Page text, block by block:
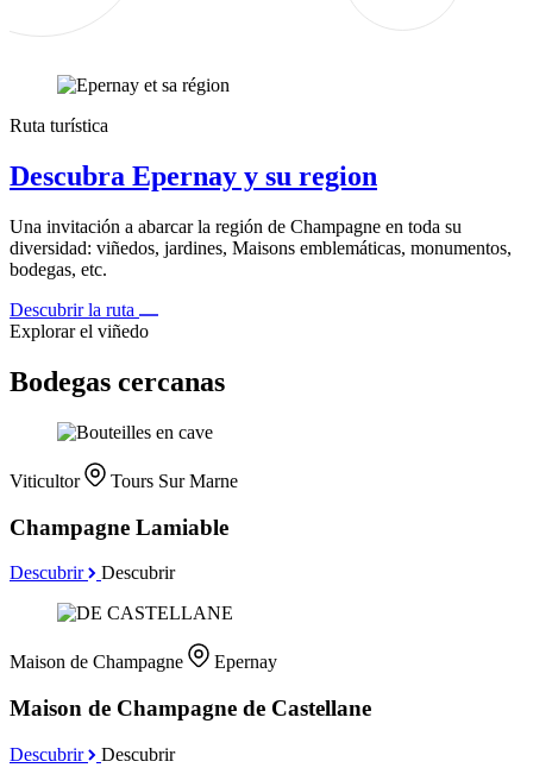
Ruta turística
Descubra Epernay y su region
Una invitación a abarcar la región de Champagne en toda su
diversidad: viñedos, jardines, Maisons emblemáticas, monumentos,
bodegas, etc.
Descubrir la ruta
Explorar el viñedo
Bodegas cercanas
Viticultor Tours Sur Marne
Champagne Lamiable
Descubrir Descubrir
Maison de Champagne Epernay
Maison de Champagne de Castellane
Descubrir Descubrir